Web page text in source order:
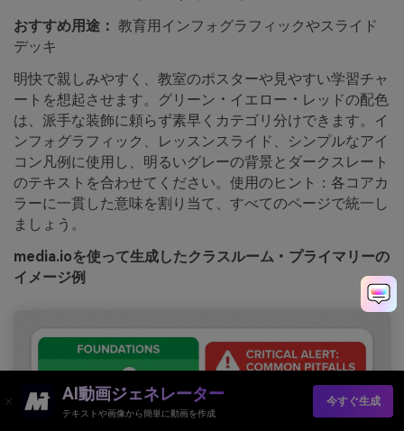
おすすめ用途： 教育用インフォグラフィックやスライド
デッキ
明快で親しみやすく、教室のポスターや見やすい学習チャ
ートを想起させます。グリーン・イエロー・レッドの配色
は、派手な装飾に頼らず素早くカテゴリ分けできます。イ
ンフォグラフィック、レッスンスライド、シンプルなアイ
コン凡例に使用し、明るいグレーの背景とダークスレート
のテキストを合わせてください。使用のヒント：各コアカ
ラーに一貫した意味を割り当て、すべてのページで統一し
ましょう。
media.ioを使って生成したクラスルーム・プライマリーの
イメージ例
AI動画ジェネレーター
テキストや画像から簡単に動画を作成
今すぐ生成